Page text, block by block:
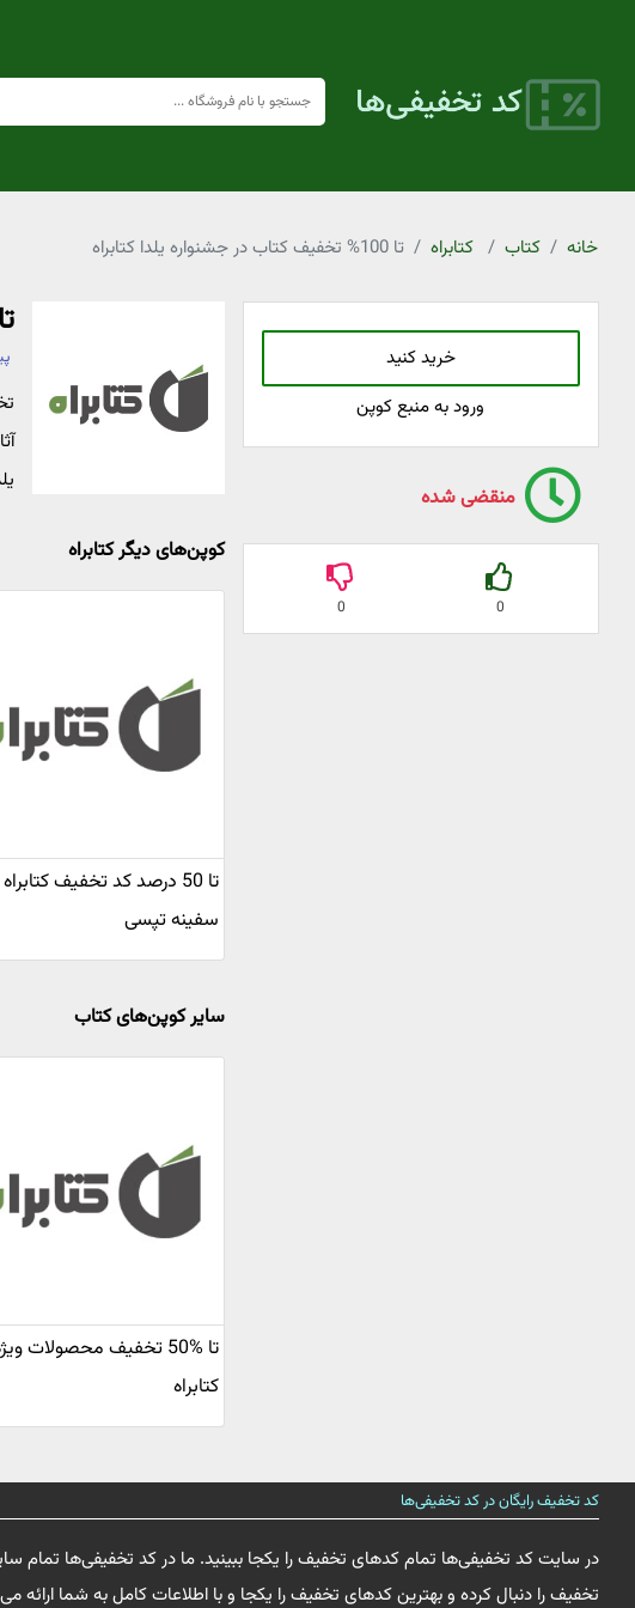
خانه کتاب کتابراه تا 100% تخفیف کتاب در جشنواره یلدا کتابراه
خرید کنید
ورود به منبع کوپن
منقضی شده
0
0
تا 100% تخفیف
کوپن‌های دیگر کتابراه
تا 50 درصد کد تخفیف
سفینه تپسی
سایر کوپن‌های کتاب
تا %50 تخفیف محصولات
کتابراه
کد تخفیف رایگان در کد تخفیفی‌ها
در سایت کد تخفیفی‌ها تمام کدهای تخفیف را یکجا ببینید. ما در کد تخفیفی‌ها تمام
تخفیف را دنبال کرده و بهترین کدهای تخفیف را یکجا و با اطلاعات کامل به شما ارائه